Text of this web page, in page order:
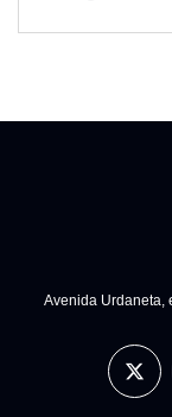
Avenida Urdaneta,